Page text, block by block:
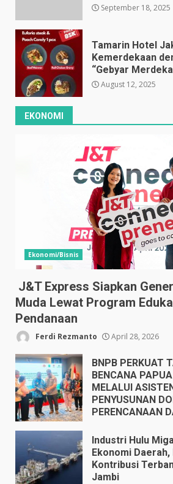
September 18, 2025
Tamarin Hotel
Kemerdekaan
“Gebyar
August 12, 2025
EKONOMI
Ekonomi/Bisnis
J&T Express Siapkan
Muda Lewat Program
Pendanaan
Ferdi Rezmanto April 28, 2026
BNPB PERKUAT
BENCANA
MELALUI
PENYUSUNAN
PERENCANAAN
Industri Hulu
Ekonomi
Kontribusi
Jambi